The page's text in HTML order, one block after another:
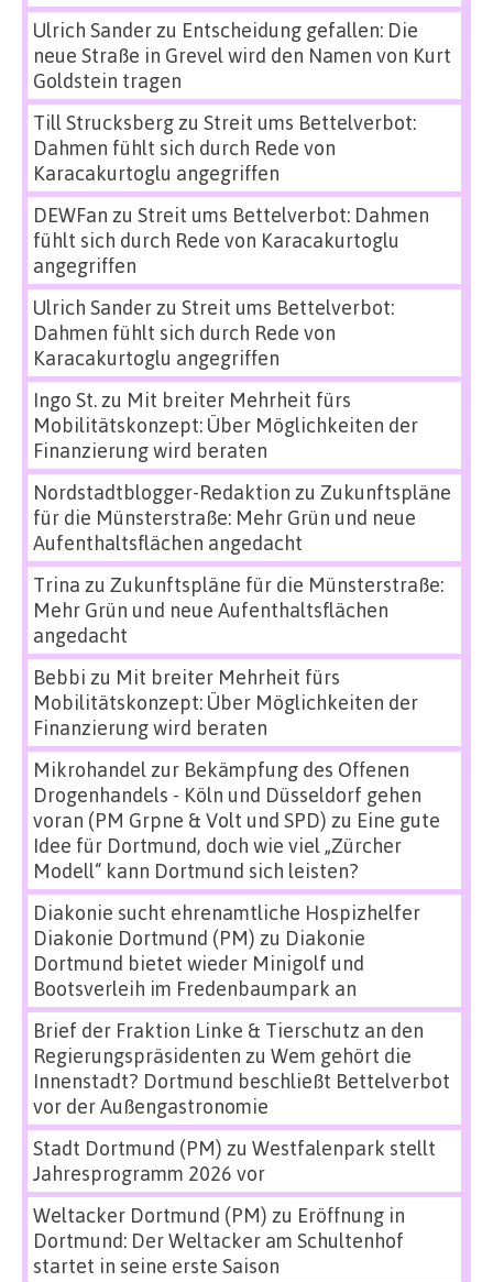
Ulrich Sanderzu Entscheidung gefallen: Die
neue Straße in Grevel wird den Namen von Kurt
Goldstein tragen
Till Strucksbergzu Streit ums Bettelverbot:
Dahmen fühlt sich durch Rede von
Karacakurtoglu angegriffen
DEWFan zu Streit ums Bettelverbot: Dahmen
fühlt sich durch Rede von Karacakurtoglu
angegriffen
Ulrich Sanderzu Streit ums Bettelverbot:
Dahmen fühlt sich durch Rede von
Karacakurtoglu angegriffen
Ingo St.zu Mit breiter Mehrheit fürs
Mobilitätskonzept: Über Möglichkeiten der
Finanzierung wird beraten
Nordstadtblogger-Redaktion zu Zukunftspläne
für die Münsterstraße: Mehr Grün und neue
Aufenthaltsflächen angedacht
Trina zu Zukunftspläne für die Münsterstraße:
Mehr Grün und neue Aufenthaltsflächen
angedacht
Bebbi zu Mit breiter Mehrheit fürs
Mobilitätskonzept: Über Möglichkeiten der
Finanzierung wird beraten
Mikrohandel zur Bekämpfung des Offenen
Drogenhandels - Köln und Düsseldorf gehen
voran (PM Grpne & Volt und SPD) zu Eine gute
Idee für Dortmund, doch wie viel „Zürcher
Modell“ kann Dortmund sich leisten?
Diakonie sucht ehrenamtliche Hospizhelfer
Diakonie Dortmund (PM) zu Diakonie
Dortmund bietet wieder Minigolf und
Bootsverleih im Fredenbaumpark an
Brief der Fraktion Linke & Tierschutz an den
Regierungspräsidenten zu Wem gehört die
Innenstadt? Dortmund beschließt Bettelverbot
vor der Außengastronomie
Stadt Dortmund (PM) zu Westfalenpark stellt
Jahresprogramm 2026 vor
Weltacker Dortmund (PM) zu Eröffnung in
Dortmund: Der Weltacker am Schultenhof
startet in seine erste Saison